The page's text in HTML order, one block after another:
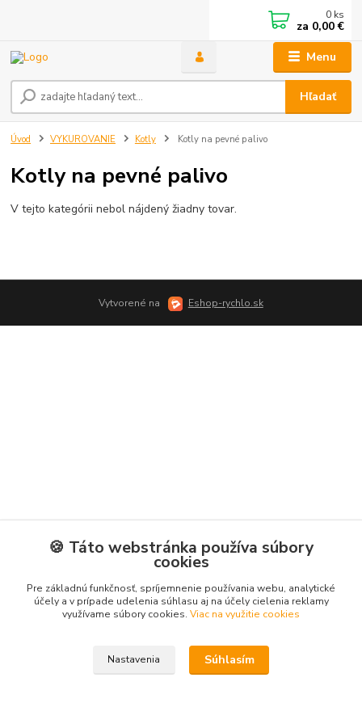
Menu
Hľadať
0 ks
za 0,00 €
Úvod VYKUROVANIE Kotly Kotly na pevné palivo
Kotly na pevné palivo
V tejto kategórii nebol nájdený žiadny tovar.
Vytvorené na Eshop-rychlo.sk
🍪 Táto webstránka používa súbory
cookies
Pre základnú funkčnosť, spríjemnenie používania webu, analytické
účely a v prípade udelenia súhlasu aj na účely cielenia reklamy
využívame súbory cookies. Viac na využitie cookies
Nastavenia Súhlasím